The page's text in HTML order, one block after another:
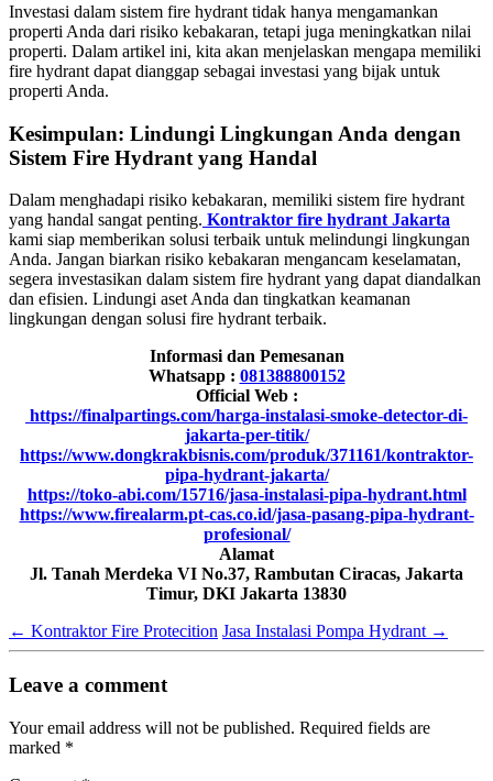
Investasi dalam sistem fire hydrant tidak hanya mengamankan
properti Anda dari risiko kebakaran, tetapi juga meningkatkan nilai
properti. Dalam artikel ini, kita akan menjelaskan mengapa memiliki
fire hydrant dapat dianggap sebagai investasi yang bijak untuk
properti Anda.
Kesimpulan: Lindungi Lingkungan Anda dengan
Sistem Fire Hydrant yang Handal
Dalam menghadapi risiko kebakaran, memiliki sistem fire hydrant
yang handal sangat penting. Kontraktor fire hydrant Jakarta
kami siap memberikan solusi terbaik untuk melindungi lingkungan
Anda. Jangan biarkan risiko kebakaran mengancam keselamatan,
segera investasikan dalam sistem fire hydrant yang dapat diandalkan
dan efisien. Lindungi aset Anda dan tingkatkan keamanan
lingkungan dengan solusi fire hydrant terbaik.
Informasi dan Pemesanan
Whatsapp : 081388800152
Official Web :
https://finalpartings.com/harga-instalasi-smoke-detector-di-
jakarta-per-titik/
https://www.dongkrakbisnis.com/produk/371161/kontraktor-
pipa-hydrant-jakarta/
https://toko-abi.com/15716/jasa-instalasi-pipa-hydrant.html
https://www.firealarm.pt-cas.co.id/jasa-pasang-pipa-hydrant-
profesional/
Alamat
Jl. Tanah Merdeka VI No.37, Rambutan Ciracas, Jakarta
Timur, DKI Jakarta 13830
← Kontraktor Fire Protecition Jasa Instalasi Pompa Hydrant →
Leave a comment
Your email address will not be published. Required fields are
marked *